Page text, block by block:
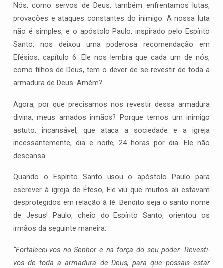
Nós, como servos de Deus, também enfrentamos lutas,
provações e ataques constantes do inimigo. A nossa luta
não é simples, e o apóstolo Paulo, inspirado pelo Espírito
Santo, nos deixou uma poderosa recomendação em
Efésios, capítulo 6. Ele nos lembra que cada um de nós,
como filhos de Deus, tem o dever de se revestir de toda a
armadura de Deus. Amém?
Agora, por que precisamos nos revestir dessa armadura
divina, meus amados irmãos? Porque temos um inimigo
astuto, incansável, que ataca a sociedade e a igreja
incessantemente, dia e noite, 24 horas por dia. Ele não
descansa.
Quando o Espírito Santo usou o apóstolo Paulo para
escrever à igreja de Éfeso, Ele viu que muitos ali estavam
desprotegidos em relação à fé. Bendito seja o santo nome
de Jesus! Paulo, cheio do Espírito Santo, orientou os
irmãos da seguinte maneira:
“Fortalecei-vos no Senhor e na força do seu poder. Revesti-
vos de toda a armadura de Deus, para que possais estar